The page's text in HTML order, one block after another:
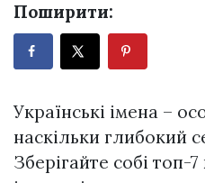
Поширити:
Українські імена –
наскільки глибокий
Зберігайте собі топ-